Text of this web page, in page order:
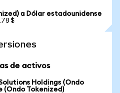
a Dólar estadounidense
$
de activos
Holdings (Ondo
(Ondo Tokenized)